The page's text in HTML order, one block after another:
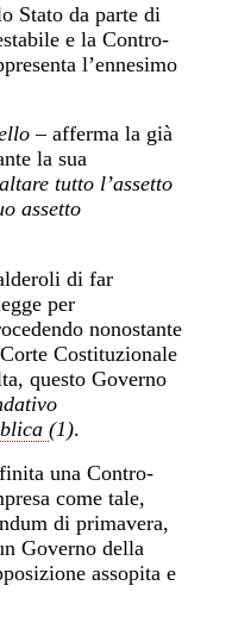
Stato da parte di
e la Contro-
l’ennesimo
–afferma la già
la sua
tutto l’assetto
assetto
di far
per
nonostante
Costituzionale
questo Governo
(1).
una Contro-
come tale,
di primavera,
Governo della
assopita e